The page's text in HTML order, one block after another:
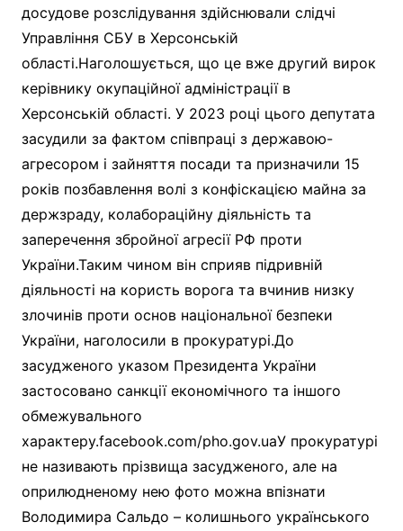
досудове розслідування здійснювали слідчі
Управління СБУ в Херсонській
області.Наголошується, що це вже другий вирок
керівнику окупаційної адміністрації в
Херсонській області. У 2023 році цього депутата
засудили за фактом співпраці з державою-
агресором і зайняття посади та призначили 15
років позбавлення волі з конфіскацією майна за
держзраду, колабораційну діяльність та
заперечення збройної агресії РФ проти
України.Таким чином він сприяв підривній
діяльності на користь ворога та вчинив низку
злочинів проти основ національної безпеки
України, наголосили в прокуратурі.До
засудженого указом Президента України
застосовано санкції економічного та іншого
обмежувального
характеру.facebook.com/pho.gov.uaУ прокуратурі
не називають прізвища засудженого, але на
оприлюдненому нею фото можна впізнати
Володимира Сальдо – колишнього українського